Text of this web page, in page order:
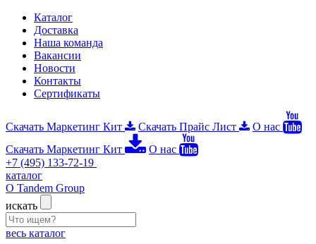
Каталог
Доставка
Наша команда
Вакансии
Новости
Контакты
Сертификаты
Скачать Маркетинг Кит Скачать Прайс Лист
О нас
Скачать Маркетинг Кит
О нас
+7 (495) 133-72-19
каталог
О Tandem Group
искать
весь каталог